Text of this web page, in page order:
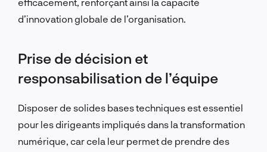
d’innovation globale de l’organisation.
Prise de décision et
responsabilisation de l’équipe
Disposer de solides bases techniques est essentiel
pour les dirigeants impliqués dans la transformation
numérique, car cela leur permet de prendre des